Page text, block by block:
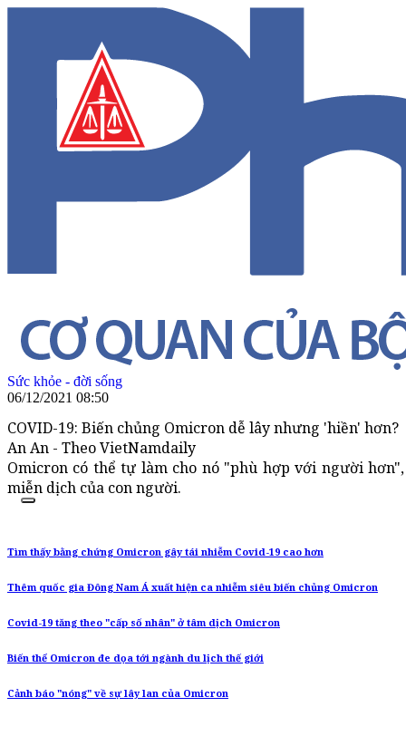
Sức khỏe - đời sống
06/12/2021 08:50
COVID-19: Biến chủng Omicron dễ lây nhưng 'hiền' hơn?
An An - Theo VietNamdaily
Omicron có thể tự làm cho nó "phù hợp với người
miễn dịch của con người.
Tìm thấy bằng chứng Omicron gây tái nhiễm Covid-19 cao hơn
Thêm quốc gia Đông Nam Á xuất hiện ca nhiễm siêu biến chủng Omicron
Covid-19 tăng theo "cấp số nhân" ở tâm dịch Omicron
Biến thể Omicron đe dọa tới ngành du lịch thế giới
Cảnh báo "nóng" về sự lây lan của Omicron